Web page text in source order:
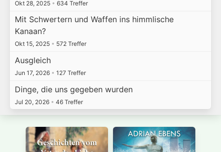
Okt 28, 2025 • 634 Treffer
Mit Schwertern und Waffen ins himmlische
Kanaan?
Okt 15, 2025 • 572 Treffer
Ausgleich
Jun 17, 2026 • 127 Treffer
Dinge, die uns gegeben wurden
Jul 20, 2026 • 46 Treffer